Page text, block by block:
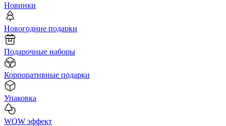
Новинки
Новогодние подарки
Подарочные наборы
Корпоративные подарки
Упаковка
WOW эффект